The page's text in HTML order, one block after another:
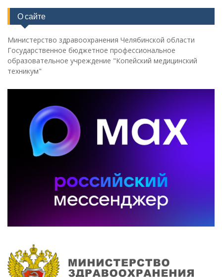
О сайте
Министерство здравоохранения Челябинской области
Государственное бюджетное профессиональное
образовательное учреждение "Копейский медицинский
техникум"